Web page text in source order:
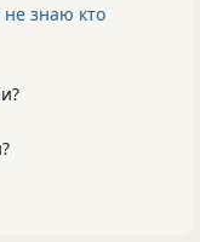
не знаю кто